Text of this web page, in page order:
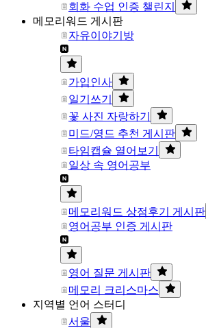
회화 수업 인증 챌린지
메모리워드 게시판
자유이야기방
가입인사
일기쓰기
꽃 사진 자랑하기
미드/영드 추천 게시판
타임캡슐 열어보기
일상 속 영어공부
메모리워드 상점후기 게시판
영어공부 인증 게시판
영어 질문 게시판
메모리 크리스마스
지역별 언어 스터디
서울